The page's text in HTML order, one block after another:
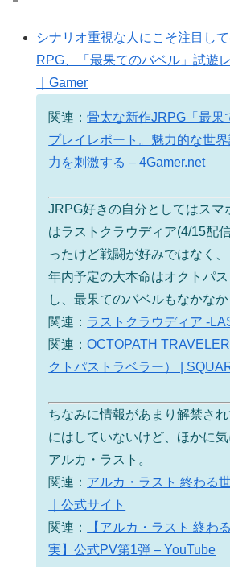
シナリオ重視な人にこそ注目し
RPG、「最果てのバベル」試遊
｜Gamer
関連：骨太な新作JRPG「最果
プレイレポート。魅力的な世
力を刺激する – 4Gamer.net
JRPG好きの自分としてはスマ
はラストクラウディア(4/15配
ったけど戦闘が好みではなく、
年内予定の大本命はオクトパ
し、最果てのバベルもなかなか
関連： ラストクラウディア -
関連：OCTOPATH
クトパストラベラー） |
ちなみに情報があまり解禁さ
にはしていないけど、ほかに
アルカ・ラスト。
関連： アルカ・ラスト 終わる
｜公式サイト
関連：
【アルカ・ラスト 終わ
実】公式PV第1弾 – YouTube